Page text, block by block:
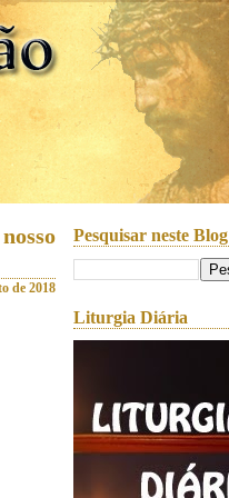
de 2018
Pesquisar neste Blog
Liturgia Diária